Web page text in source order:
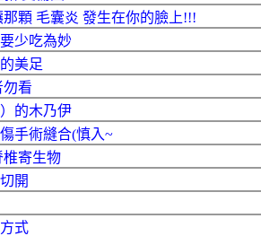
顆 毛囊炎 發生在你的臉上!!!
少吃為妙
美足
勿看
的木乃伊
手術縫合(慎入~
椎寄生物
開
式